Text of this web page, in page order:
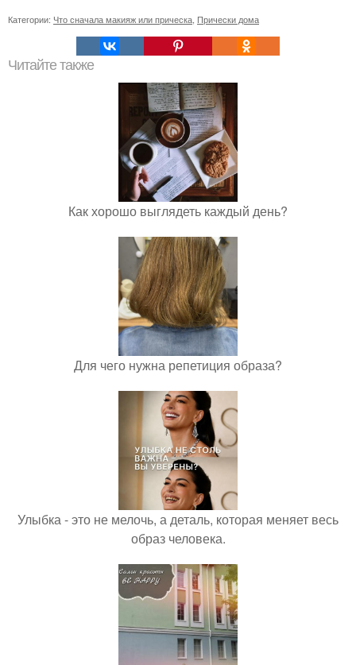
Категории: Что сначала макияж или прическа Прически дома
Читайте также
Как хорошо выглядеть каждый день?
Для чего нужна репетиция образа?
Улыбка - это не мелочь, а деталь, которая меняет весь
образ человека.